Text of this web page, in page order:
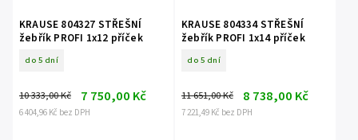
KRAUSE 804327 STŘEŠNÍ
žebřík PROFI 1x12 příček
do 5 dní
6 404,96 Kč bez DPH
10 333,00 Kč 7 750,00 Kč
KRAUSE 804334 STŘEŠNÍ
žebřík PROFI 1x14 příček
do 5 dní
7 221,49 Kč bez DPH
11 651,00 Kč 8 738,00 Kč